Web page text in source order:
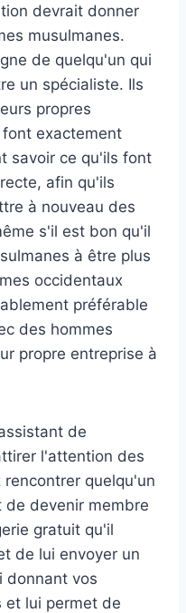
devrait donner
musulmanes.
de quelqu'un qui
un spécialiste. Ils
propres
exactement
savoir ce qu'ils font
afin qu'ils
à nouveau des
s'il est bon qu'il
à être plus
occidentaux
préférable
des hommes
propre entreprise à
de
l'attention des
quelqu'un
devenir membre
gratuit qu'il
de lui envoyer un
donnant vos
et lui permet de